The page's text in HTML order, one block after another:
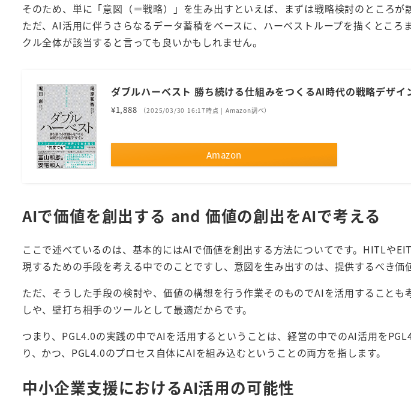
そのため、単に「意図（＝戦略）」を生み出すといえば、まずは戦略検討のところが
ただ、AI活用に伴うさらなるデータ蓄積をベースに、ハーベストループを描くところ
クル全体が該当すると言っても良いかもしれません。
ダブルハーベスト 勝ち続ける仕組みをつくるAI時代の戦略デザイ
¥1,888 （2025/03/30 16:17時点 | Amazon調べ）
Amazon
AIで価値を創出する and 価値の創出をAIで考える
ここで述べているのは、基本的にはAIで価値を創出する方法についてです。HITLや
現するための手段を考える中でのことですし、意図を生み出すのは、提供するべき価
ただ、そうした手段の検討や、価値の構想を行う作業そのものでAIを活用することも
しや、壁打ち相手のツールとして最適だからです。
つまり、PGL4.0の実践の中でAIを活用するということは、経営の中でのAI活用を
り、かつ、PGL4.0のプロセス自体にAIを組み込むということの両方を指します。
中小企業支援におけるAI活用の可能性